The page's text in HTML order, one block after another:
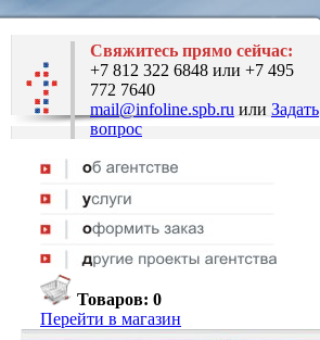
Свяжитесь прямо сейчас:
+7 812 322 6848 или +7 495
772 7640
mail@infoline.spb.ru или Задать
вопрос
Товаров: 0
Перейти в магазин